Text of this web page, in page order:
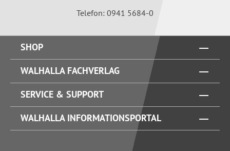
Telefon: 0941 5684-0
SHOP
WALHALLA FACHVERLAG
SERVICE & SUPPORT
WALHALLA INFORMATIONSPORTAL